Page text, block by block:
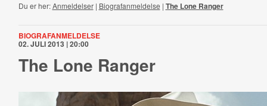
Du er her:Anmeldelser| Biografanmeldelse | The Lone Ranger
BIOGRAFANMELDELSE
02. JULI 2013 | 20:00
The Lone Ranger